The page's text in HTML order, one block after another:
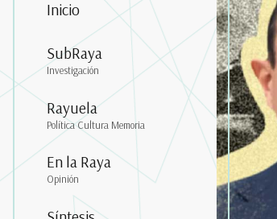
Inicio
SubRaya
Investigación
Rayuela
Política Cultura Memoria
En la Raya
Opinión